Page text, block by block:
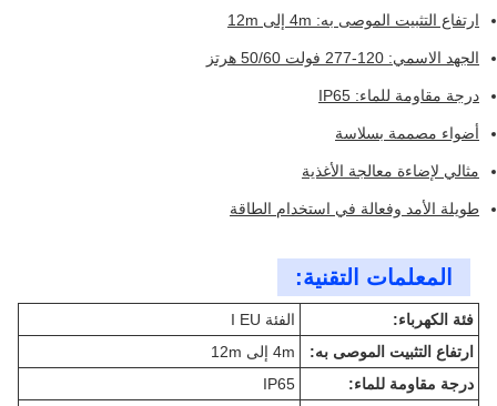
ارتفاع التثبيت الموصى به: 4m إلى 12m
الجهد الاسمي: 120-277 فولت 50/60 هرتز
درجة مقاومة للماء: IP65
أضواء مصممة بسلاسة
مثالي لإضاءة معالجة الأغذية
طويلة الأمد وفعالة في استخدام الطاقة
المعلمات التقنية:
فئة الكهرباء:
الفئة I EU
ارتفاع التثبيت الموصى به:
4m إلى 12m
درجة مقاومة للماء:
IP65